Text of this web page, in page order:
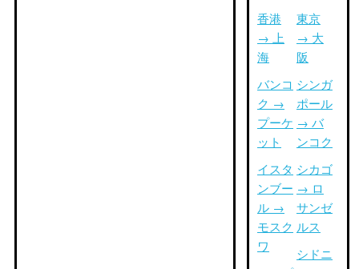
香港
→ 上
海
バンコ
ク →
プーケ
ット
イスタ
ンブー
ル →
モスク
ワ
東京
→ 大
阪
シンガ
ポール
→ バ
ンコク
シカゴ
→ ロ
サンゼ
ルス
シドニ